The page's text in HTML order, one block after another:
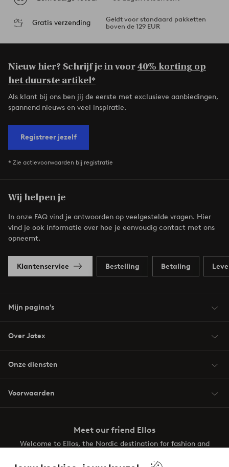
Gratis verzending
Geldt voor standaard pakketten
boven de 129 EUR
Nieuw hier? Schrijf je in voor40% korting op
het duurste artikel*
Als klant bij ons ben jij de eerste met exclusieve aanbiedingen,
spannend nieuws en veel inspiratie.
Registreer jezelf
* Zie actievoorwaarden bij registratie
Wij helpen je
In onze FAQ vind je antwoorden op veelgestelde vragen. Hier
vind je ook informatie over hoe je eenvoudig contact met ons
opneemt.
Klantenservice Bestelling Betaling
Mijn pagina's
Over Jotex
Onze diensten
Voorwaarden
Meet our friend Ellos
Welcome to Ellos, the Nordic destination for fashion and